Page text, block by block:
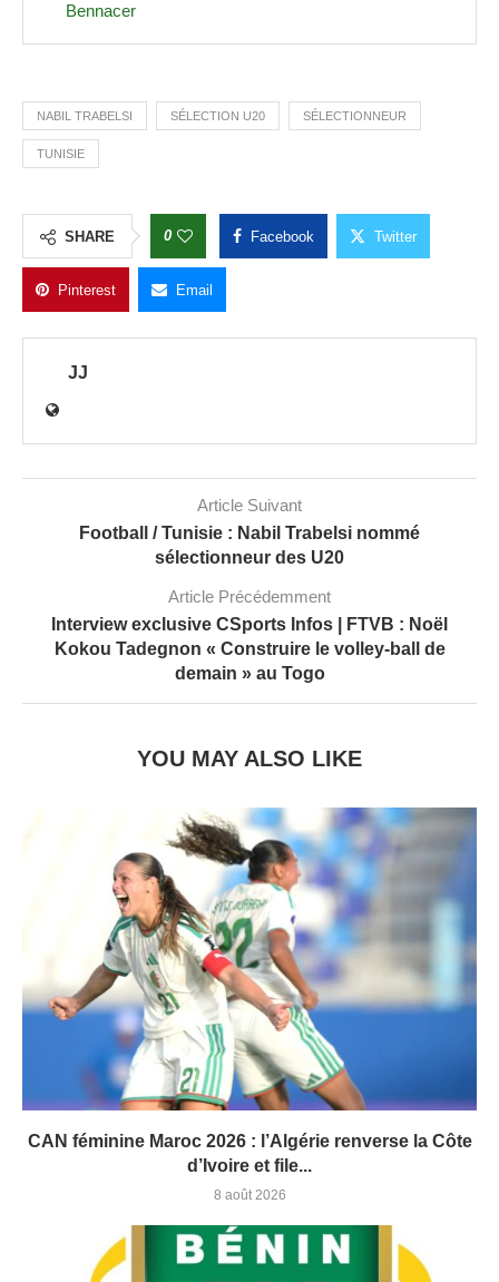
Bennacer
NABIL TRABELSI SÉLECTION U20 SÉLECTIONNEUR
TUNISIE
SHARE 0 Facebook Twitter
Pinterest Email
JJ
Article Suivant
Football / Tunisie : Nabil Trabelsi nommé
sélectionneur des U20
Article Précédemment
Interview exclusive CSports Infos | FTVB : Noël
Kokou Tadegnon « Construire le volley-ball de
demain » au Togo
YOU MAY ALSO LIKE
CAN féminine Maroc 2026 : l’Algérie renverse la Côte
d’Ivoire et file...
8 août 2026